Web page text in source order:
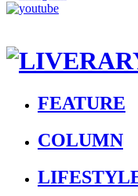
FEATURE
COLUMN